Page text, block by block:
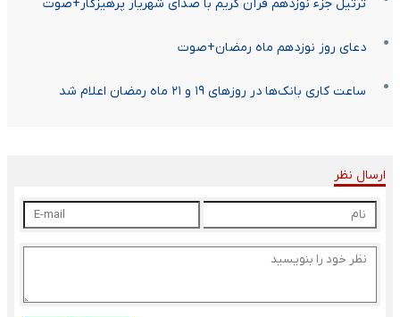
ترتیل جزء نوزدهم قرآن کریم با صدای شهریار پرهیزگار+صوت
دعای روز نوزدهم ماه رمضان+صوت
ساعت کاری بانک‌ها در روزهای ۱۹ و ۲۱ ماه رمضان اعلام شد
ارسال نظر